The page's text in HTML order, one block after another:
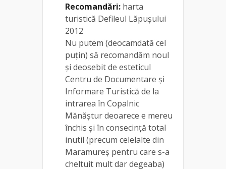
Recomandări: harta
turistică Defileul Lăpușului
2012
Nu putem (deocamdată cel
puțin) să recomandăm noul
și deosebit de esteticul
Centru de Documentare și
Informare Turistică de la
intrarea în Copalnic
Mănăștur deoarece e mereu
închis și în consecință total
inutil (precum celelalte din
Maramureș pentru care s-a
cheltuit mult dar degeaba)